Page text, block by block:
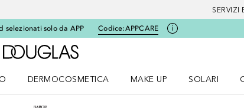
SERVIZI
selezionati solo da APP Codice:APPCARE
A Douglas Home
DERMOCOSMETICA
MAKE UP
SOLARI